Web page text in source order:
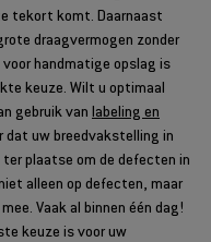
tekort komt. Daarnaast
draagvermogen zonder
handmatige opslag is
keuze. Wilt u optimaal
gebruik van labeling en
dat uw breedvakstelling in
plaatse om de defecten in
alleen op defecten, maar
Vaak al binnen één dag!
keuze is voor uw